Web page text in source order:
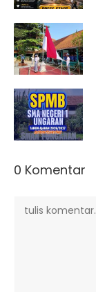
0 Komentar